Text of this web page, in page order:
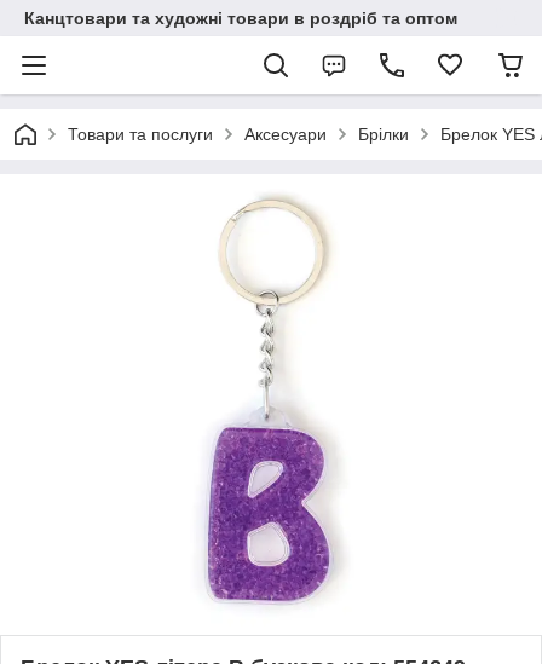
Канцтовари та художні товари в роздріб та оптом
Товари та послуги Аксесуари Брілки Брелок YES